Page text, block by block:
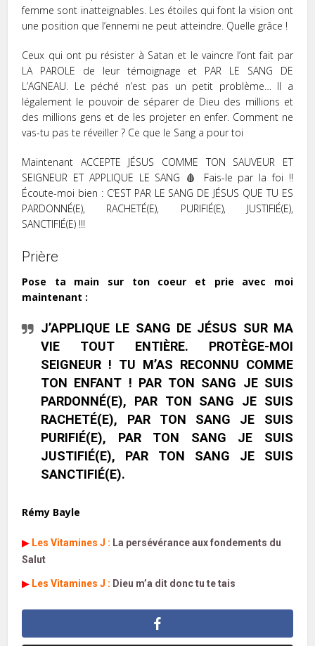
femme sont inatteignables. Les étoiles qui font la vision ont
une position que l’ennemi ne peut atteindre. Quelle grâce !
Ceux qui ont pu résister à Satan et le vaincre l’ont fait par
LA PAROLE de leur témoignage et PAR LE SANG DE
L’AGNEAU. Le péché n’est pas un petit problème… Il a
légalement le pouvoir de séparer de Dieu des millions et
des millions gens et de les projeter en enfer. Comment ne
vas-tu pas te réveiller ? Ce que le Sang a pour toi
Maintenant ACCEPTE JÉSUS COMME TON SAUVEUR ET
SEIGNEUR ET APPLIQUE LE SANG 🩸 Fais-le par la foi !!
Écoute-moi bien : C’EST PAR LE SANG DE JÉSUS QUE TU ES
PARDONNÉ(E), RACHETÉ(E), PURIFIÉ(E), JUSTIFIÉ(E),
SANCTIFIÉ(E) !!!
Prière
Pose ta main sur ton coeur et prie avec moi
maintenant :
J’APPLIQUE LE SANG DE JÉSUS SUR MA
VIE TOUT ENTIÈRE. PROTÈGE-MOI
SEIGNEUR ! TU M’AS RECONNU COMME
TON ENFANT ! PAR TON SANG JE SUIS
PARDONNÉ(E), PAR TON SANG JE SUIS
RACHETÉ(E), PAR TON SANG JE SUIS
PURIFIÉ(E), PAR TON SANG JE SUIS
JUSTIFIÉ(E), PAR TON SANG JE SUIS
SANCTIFIÉ(E).
Rémy Bayle
▶ Les Vitamines J : La persévérance aux fondements du
Salut
▶ Les Vitamines J : Dieu m’a dit donc tu te tais